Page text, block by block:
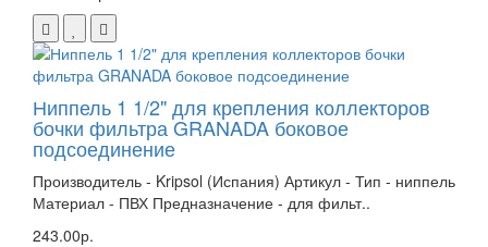
Ниппель 1 1/2" для крепления коллекторов
бочки фильтра GRANADA боковое
подсоединение
Производитель - Kripsol (Испания) Артикул - Тип - ниппель
Материал - ПВХ Предназначение - для фильт..
243.00р.